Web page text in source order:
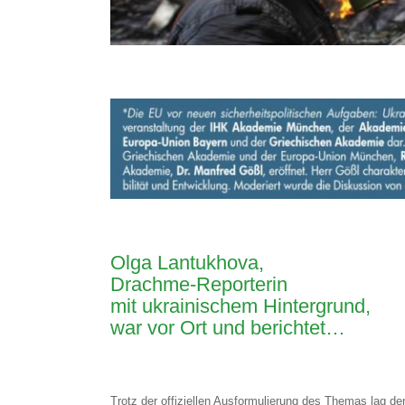
Olga Lantukhova,
Drachme-Reporterin
mit ukrainischem Hintergrund,
war vor Ort und berichtet…
Trotz der offiziellen Ausformulierung des Themas lag der